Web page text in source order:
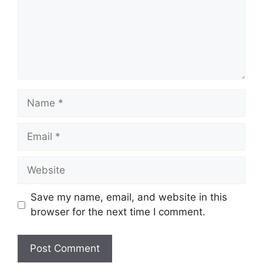
Name
Email
Website
Save my name, email, and website in this
browser for the next time I comment.